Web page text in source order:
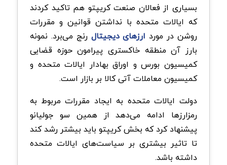
بسیاری از فعالان صنعت کریپتو هم تاکید کردند
که ایالات متحده با نداشتن قوانین و مقررات
روشن در مورد ارزهای دیجیتال رنج می‌برد. نمونه
بارز آن منطقه خاکستری پیرامون حوزه قضایی
کمیسیون بورس و اوراق بهادار ایالات متحده و
کمیسیون معاملات آتی کالا بر بازار است.
دولت ایالات متحده به ایجاد مقررات مربوط به
رمزارزها ادامه می‌دهد از همین سو جولیانو
پیشنهاد کرد که بخش کریپتو باید بیشتر رشد کند
تا تاثیر بیشتری بر سیاست‌های ایالات متحده
داشته باشد.